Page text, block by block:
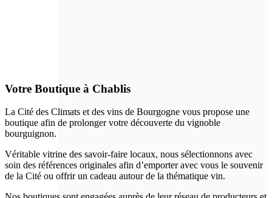
Votre Boutique à Chablis
La Cité des Climats et des vins de Bourgogne vous propose une
boutique afin de prolonger votre découverte du vignoble
bourguignon.
Véritable vitrine des savoir-faire locaux, nous sélectionnons avec
soin des références originales afin d’emporter avec vous le souvenir
de la Cité ou offrir un cadeau autour de la thématique vin.